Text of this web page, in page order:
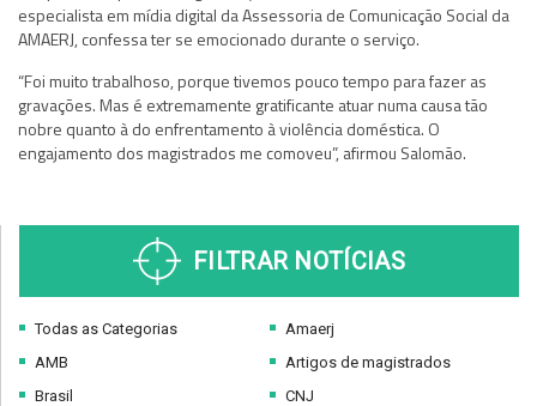
especialista em mídia digital da Assessoria de Comunicação Social da
AMAERJ, confessa ter se emocionado durante o serviço.
“Foi muito trabalhoso, porque tivemos pouco tempo para fazer as
gravações. Mas é extremamente gratificante atuar numa causa tão
nobre quanto à do enfrentamento à violência doméstica. O
engajamento dos magistrados me comoveu”, afirmou Salomão.
FILTRAR NOTÍCIAS
Todas as Categorias
AMB
Brasil
Amaerj
Artigos de magistrados
CNJ